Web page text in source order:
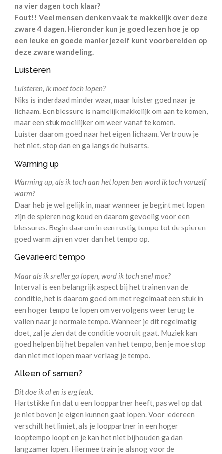
na vier dagen toch klaar?
Fout!! Veel mensen denken vaak te makkelijk over deze
zware 4 dagen. Hieronder kun je goed lezen hoe je op
een leuke en goede manier jezelf kunt voorbereiden op
deze zware wandeling.
Luisteren
Luisteren, Ik moet toch lopen?
Niks is inderdaad minder waar, maar luister goed naar je
lichaam. Een blessure is namelijk makkelijk om aan te komen,
maar een stuk moeilijker om weer vanaf te komen.
Luister daarom goed naar het eigen lichaam. Vertrouw je
het niet, stop dan en ga langs de huisarts.
Warming up
Warming up, als ik toch aan het lopen ben word ik toch vanzelf
warm?
Daar heb je wel gelijk in, maar wanneer je begint met lopen
zijn de spieren nog koud en daarom gevoelig voor een
blessures. Begin daarom in een rustig tempo tot de spieren
goed warm zijn en voer dan het tempo op.
Gevarieerd tempo
Maar als ik sneller ga lopen, word ik toch snel moe?
Interval is een belangrijk aspect bij het trainen van de
conditie, het is daarom goed om met regelmaat een stuk in
een hoger tempo te lopen om vervolgens weer terug te
vallen naar je normale tempo. Wanneer je dit regelmatig
doet, zal je zien dat de conditie vooruit gaat. Muziek kan
goed helpen bij het bepalen van het tempo, ben je moe stop
dan niet met lopen maar verlaag je tempo.
Alleen of samen?
Dit doe ik al en is erg leuk.
Hartstikke fijn dat u een looppartner heeft, pas wel op dat
je niet boven je eigen kunnen gaat lopen. Voor iedereen
verschilt het limiet, als je looppartner in een hoger
looptempo loopt en je kan het niet bijhouden ga dan
langzamer lopen. Hiermee train je alsnog voor de